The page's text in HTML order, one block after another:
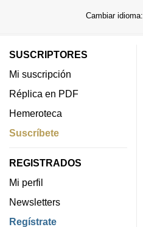
Cambiar idioma:
SUSCRIPTORES
Mi suscripción
Réplica en PDF
Hemeroteca
Suscríbete
REGISTRADOS
Mi perfil
Newsletters
Regístrate